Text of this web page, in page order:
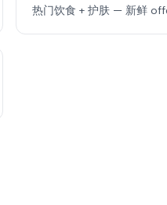
热门饮食 + 护肤 — 新鲜